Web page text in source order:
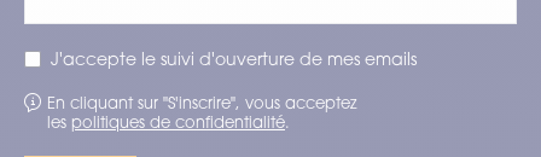
J'accepte le suivi d'ouverture de mes emails
En cliquant sur "S'inscrire", vous acceptez
les politiques de confidentialité.